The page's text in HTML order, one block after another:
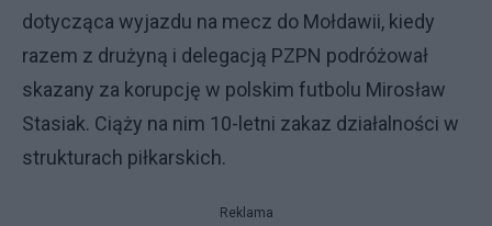
dotycząca wyjazdu na mecz do Mołdawii, kiedy
razem z drużyną i delegacją PZPN podróżował
skazany za korupcję w polskim futbolu Mirosław
Stasiak. Ciąży na nim 10-letni zakaz działalności w
strukturach piłkarskich.
Reklama